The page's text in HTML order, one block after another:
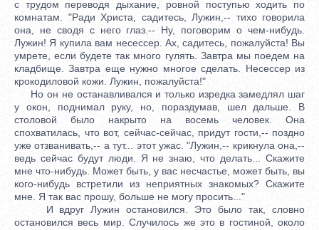
с трудом переводя дыхание, ровной поступью ходить по
комнатам. "Ради Христа, садитесь, Лужин,-- тихо говорила
она, не сводя с него глаз.-- Ну, поговорим о чем-нибудь.
Лужин! Я купила вам несессер. Ах, садитесь, пожалуйста! Вы
умрете, если будете так много гулять. Завтра мы поедем на
кладбище. Завтра еще нужно многое сделать. Несессер из
крокодиловой кожи. Лужин, пожалуйста!"
Но он не останавливался и только изредка замедлял шаг
у окон, поднимал руку, но, пораздумав, шел дальше. В
столовой было накрыто на восемь человек. Она
спохватилась, что вот, сейчас-сейчас, придут гости,-- поздно
уже отзванивать,-- а тут... этот ужас. "Лужин,-- крикнула она,--
ведь сейчас будут люди. Я не знаю, что делать... Скажите
мне что-нибудь. Может быть, у вас несчастье, может быть, вы
кого-нибудь встретили из неприятных знакомых? Скажите
мне. Я так вас прошу, больше не могу просить..."
И вдруг Лужин остановился. Это было так, словно
остановился весь мир. Случилось же это в гостиной, около